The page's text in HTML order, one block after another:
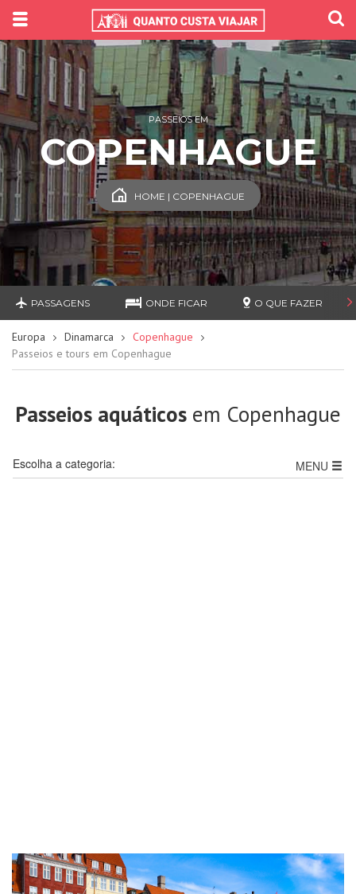
PASSEIOS EM
COPENHAGUE
HOME | COPENHAGUE
PASSAGENS ONDE FICAR O QUE FAZER
Europa Dinamarca
Copenhague
Passeios e tours em Copenhague
Passeios aquáticos em Copenhague
MENU
Escolha a categoria: